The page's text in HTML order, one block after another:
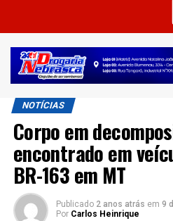
NOTÍCIAS
Corpo em
encontrado em
BR-163 em MT
Publicado 2 anos atrás em 9
Por Carlos Heinrique